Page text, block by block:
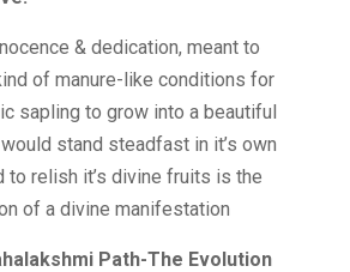
& dedication, meant to
of manure-like conditions for
sapling to grow into a beautiful
stand steadfast in it’s own
to relish it’s divine fruits is the
of a divine manifestation
Path-The Evolution